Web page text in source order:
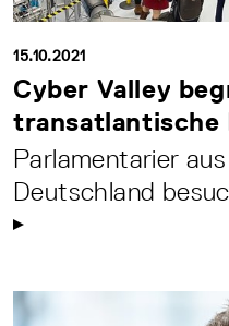
15.10.2021
Cyber Valley
transatlantische
Parlamentarier
Deutschland